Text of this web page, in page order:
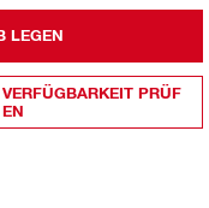
LEGEN
VERFÜGBARKEIT PRÜF
EN